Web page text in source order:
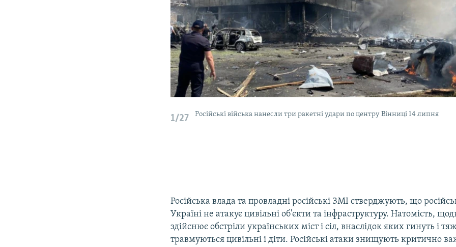
1/27 Російські війська нанесли три ракетні удари по центру Вінниці 14 липня
Російська влада та провладні російські ЗМІ стверджують, що
Україні не атакує цивільні об'єкти та інфраструктуру. Натомість,
здійснює обстріли українських міст і сіл, внаслідок яких гинуть і
травмуються цивільні і діти. Російські атаки знищують критично